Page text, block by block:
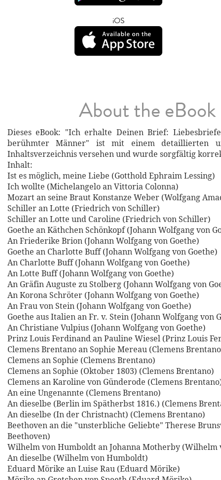
iOS
About the eBook
Dieses eBook: "Ich erhalte Deinen Brief:
berühmter Männer" ist mit einem detaillierten
Inhaltsverzeichnis versehen und wurde sorgfältig
Inhalt:
Ist es möglich, meine Liebe (Gotthold Ephraim Lessing)
Ich wollte (Michelangelo an Vittoria Colonna)
Mozart an seine Braut Konstanze Weber (Wolfgang
Schiller an Lotte (Friedrich von Schiller)
Schiller an Lotte und Caroline (Friedrich von Schiller)
Goethe an Käthchen Schönkopf (Johann Wolfgang von
An Friederike Brion (Johann Wolfgang von Goethe)
Goethe an Charlotte Buff (Johann Wolfgang von Goethe)
An Charlotte Buff (Johann Wolfgang von Goethe)
An Lotte Buff (Johann Wolfgang von Goethe)
An Gräfin Auguste zu Stolberg (Johann Wolfgang von
An Korona Schröter (Johann Wolfgang von Goethe)
An Frau von Stein (Johann Wolfgang von Goethe)
Goethe aus Italien an Fr. v. Stein (Johann Wolfgang von
An Christiane Vulpius (Johann Wolfgang von Goethe)
Prinz Louis Ferdinand an Pauline Wiesel (Prinz Louis
Clemens Brentano an Sophie Mereau (Clemens
Clemens an Sophie (Clemens Brentano)
Clemens an Sophie (Oktober 1803) (Clemens Brentano)
Clemens an Karoline von Günderode (Clemens
An eine Ungenannte (Clemens Brentano)
An dieselbe (Berlin im Spätherbst 1816.) (Clemens
An dieselbe (In der Christnacht) (Clemens Brentano)
Beethoven an die "unsterbliche Geliebte" Therese
Beethoven)
Wilhelm von Humboldt an Johanna Motherby (Wilhelm
An dieselbe (Wilhelm von Humboldt)
Eduard Mörike an Luise Rau (Eduard Mörike)